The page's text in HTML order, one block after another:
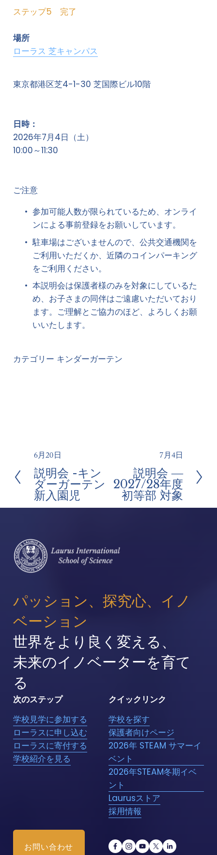
ステップ5　完了
場所
ローラス 芝キャンパス
東京都港区芝4-1-30 芝国際ビル10階
日時：
2026年7月4日（土）
10:00～11:30
ご注意
参加可能人数が限られているため、 オンライ
ンによる事前登録をお願いしています。
駐車場はございませんので、公共交通機関を
ご利用いただくか、近隣のコインパーキング
をご利用ください。
本説明会は保護者様のみを対象にしているた
め、お子さまの同伴はご遠慮いただいており
ます。ご理解とご協力のほど、よろしくお願
いいたします。
カテゴリー キンダーガーテン
前
へ
6月20日
説明会 -キン
ダーガーテン
新入園児
ペ
ジ
7月4日
説明会 ―
2027/28年度
初等部 対象
パッション、探究心、イノ
ベーション
世界をより良く変える、
未来のイノベーターを育て
る
お問い合わせ
クイックリンク
学校を探す
保護者向けページ
2026年 STEAM サマーイ
ベント
2026年STEAM冬期イベ
ント
Laurusストア
採用情報
次のステップ
学校見学に参加する
ローラスに申し込む
ローラスに寄付する
学校紹介を見る